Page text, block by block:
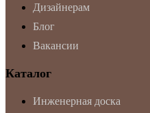
Дизайнерам
Блог
Вакансии
Каталог
Инженерная доска